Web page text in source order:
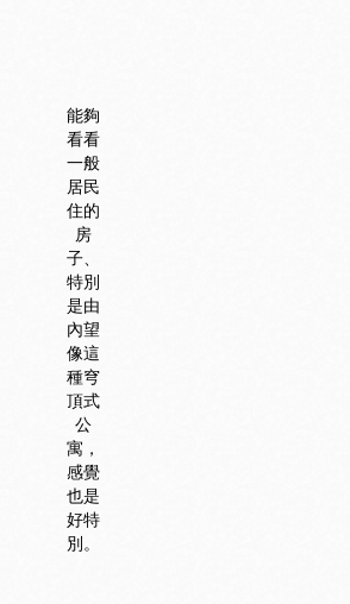
能夠
看看
一般
居民
住的
房
子、
特別
是由
內望
像這
種穹
頂式
公
寓，
感覺
也是
好特
別。